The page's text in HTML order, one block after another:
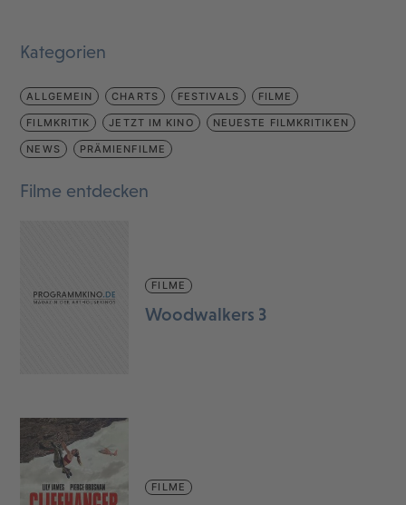
Kategorien
ALLGEMEIN CHARTS FESTIVALS FILME
FILMKRITIK JETZT IM KINO NEUESTE FILMKRITIKEN
NEWS PRÄMIENFILME
Filme entdecken
FILME
Woodwalkers 3
FILME